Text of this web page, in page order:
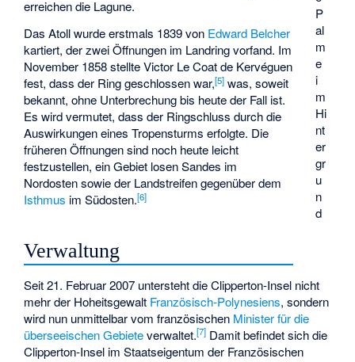
P
al
m
e
i
m
Hi
nt
er
gr
u
n
d
erreichen die Lagune.
Das Atoll wurde erstmals 1839 von Edward Belcher
kartiert, der zwei Öffnungen im Landring vorfand. Im
November 1858 stellteVictor Le Coat de Kervéguen
fest, dass der Ring geschlossen war,[5] was, soweit
bekannt, ohne Unterbrechung bis heute der Fall ist.
Es wird vermutet, dass der Ringschluss durch die
Auswirkungen eines Tropensturms erfolgte. Die
früheren Öffnungen sind noch heute leicht
festzustellen, ein Gebiet losen Sandes im
Nordosten sowie der Landstreifen gegenüber dem
Isthmus im Südosten.[6]
Verwaltung
Seit 21. Februar 2007 untersteht die Clipperton-Insel nicht
mehr der Hoheitsgewalt Französisch-Polynesiens, sondern
wird nun unmittelbar vom französischen Minister für die
überseeischen Gebieteverwaltet.[7] Damit befindet sich die
Clipperton-Insel im Staatseigentum der Französischen